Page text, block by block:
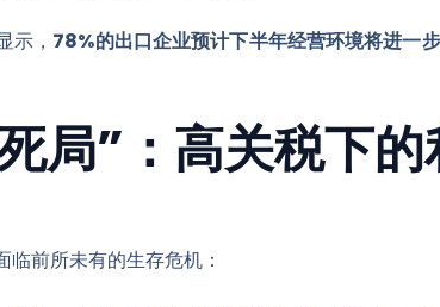
示， 78%的出口企业预计下半年经营环境将进一
局”：高关税下
前所未有的生存危机：